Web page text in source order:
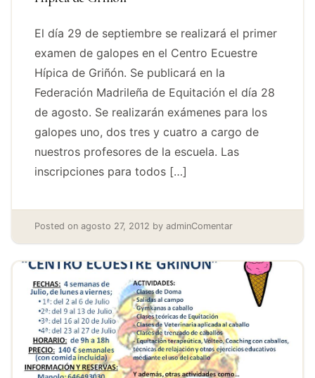
El día 29 de septiembre se realizará el primer
examen de galopes en el Centro Ecuestre
Hípica de Griñón. Se publicará en la
Federación Madrileña de Equitación el día 28
de agosto. Se realizarán exámenes para los
galopes uno, dos tres y cuatro a cargo de
nuestros profesores de la escuela. Las
inscripciones para todos […]
Posted on agosto 27, 2012 by adminComentar